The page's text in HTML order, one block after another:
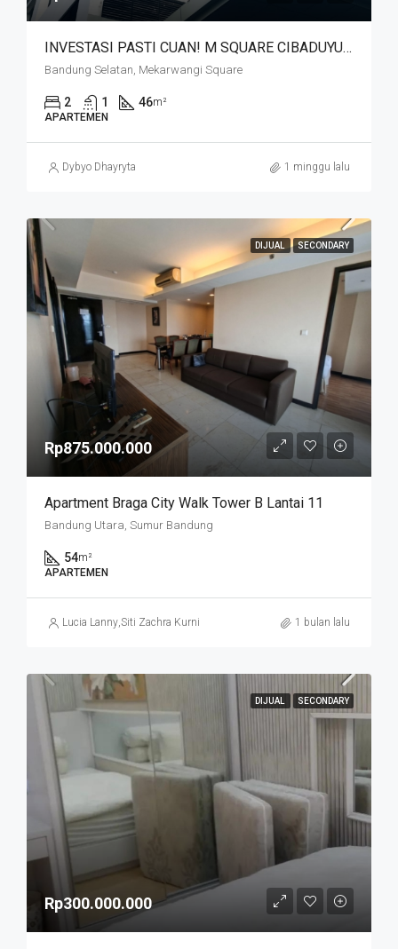
INVESTASI PASTI CUAN! M SQUARE CIBADUYUT DEKAT MEKARWANGI
Bandung Selatan, Mekarwangi Square
2 1 46m²
APARTEMEN
Dybyo Dhayryta 1 minggu lalu
DIJUAL SECONDARY
Rp875.000.000
Apartment Braga City Walk Tower B Lantai 11
Bandung Utara, Sumur Bandung
54m²
APARTEMEN
Lucia Lanny,Siti Zachra Kurniasari 1 bulan lalu
DIJUAL SECONDARY
Rp300.000.000